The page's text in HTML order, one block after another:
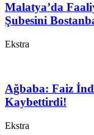
Malatya’da
Şubesini
Ekstra
Ağbaba: Faiz
Kaybettirdi!
Ekstra